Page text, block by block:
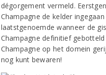
dégorgement vermeld.
Champagne de kelder
laatstgenoemde wanneer de
Champagne definitief
Champagne op het domein
nog kunt bewaren!